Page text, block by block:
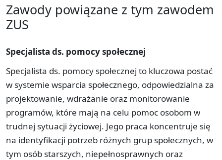
Zawody powiązane z tym zawodem
ZUS
Specjalista ds. pomocy społecznej
Specjalista ds. pomocy społecznej to kluczowa postać
w systemie wsparcia społecznego, odpowiedzialna za
projektowanie, wdrażanie oraz monitorowanie
programów, które mają na celu pomoc osobom w
trudnej sytuacji życiowej. Jego praca koncentruje się
na identyfikacji potrzeb różnych grup społecznych, w
tym osób starszych, niepełnosprawnych oraz